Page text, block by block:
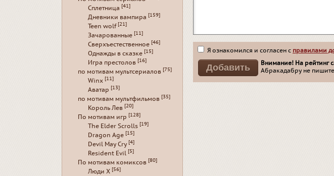
Я ознакомился и согласен с правилами
Внимание! На рейтинг
Абракадабру не
Сплетница [41]
Дневники вампира [159]
Teen wolf [21]
Зачарованные [11]
Сверхъестественное [46]
Однажды в сказке [15]
Игра престолов [16]
по мотивам мультсериалов [75]
Winx [11]
Аватар [13]
по мотивам мультфильмов [35]
Король Лев [20]
По мотивам игр [128]
The Elder Scrolls [19]
Dragon Age [15]
Devil May Cry [4]
Resident Evil [5]
По мотивам комиксов [80]
Люди Х [56]